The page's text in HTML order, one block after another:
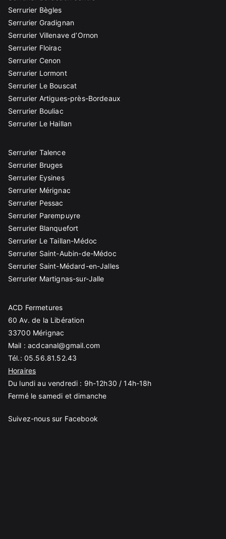
Serrurier Bègles
Serrurier Gradignan
Serrurier Villenave d’Ornon
Serrurier Floirac
Serrurier Cenon
Serrurier Lormont
Serrurier Le Bouscat
Serrurier Artigues-près-Bordeaux
Serrurier Bouliac
Serrurier Le Haillan
Serrurier Talence
Serrurier Bruges
Serrurier Eysines
Serrurier Mérignac
Serrurier Pessac
Serrurier Parempuyre
Serrurier Blanquefort
Serrurier Le Taillan-Médoc
Serrurier Saint-Aubin-de-Médoc
Serrurier Saint-Médard-en-Jalles
Serrurier Martignas-sur-Jalle
ACD Fermetures
60 Av. de la Libération
33700 Mérignac
Mail :acdcanal@gmail.com
Tél.: 05.56.81.52.43
Horaires
Du lundi au vendredi : 9h-12h30 / 14h-18h
Fermé le samedi et dimanche
Suivez-nous sur Facebook